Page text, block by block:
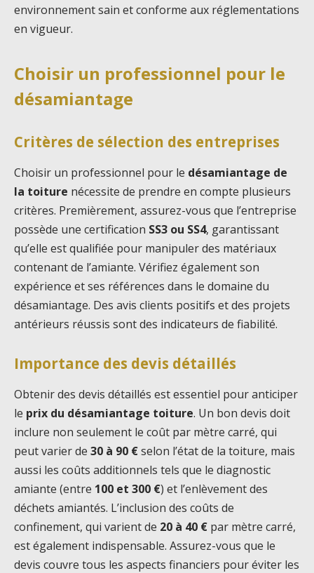
environnement sain et conforme aux réglementations
en vigueur.
Choisir un professionnel pour le
désamiantage
Critères de sélection des entreprises
Choisir un professionnel pour le désamiantage de
la toiture nécessite de prendre en compte plusieurs
critères. Premièrement, assurez-vous que l’entreprise
possède une certification SS3 ou SS4, garantissant
qu’elle est qualifiée pour manipuler des matériaux
contenant de l’amiante. Vérifiez également son
expérience et ses références dans le domaine du
désamiantage. Des avis clients positifs et des projets
antérieurs réussis sont des indicateurs de fiabilité.
Importance des devis détaillés
Obtenir des devis détaillés est essentiel pour anticiper
le prix du désamiantage toiture. Un bon devis doit
inclure non seulement le coût par mètre carré, qui
peut varier de 30 à 90 €selon l’état de la toiture, mais
aussi les coûts additionnels tels que le diagnostic
amiante (entre 100 et 300 €) et l’enlèvement des
déchets amiantés. L’inclusion des coûts de
confinement, qui varient de 20 à 40 € par mètre carré,
est également indispensable. Assurez-vous que le
devis couvre tous les aspects financiers pour éviter les